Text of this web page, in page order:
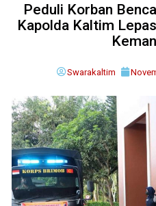
Peduli Korban
Kapolda Kaltim
Swarakaltim